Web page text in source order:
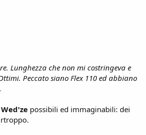
Lunghezza che non mi costringeva e
Peccato siano Flex 110 ed abbiano
Wed'ze possibili ed immaginabili: dei